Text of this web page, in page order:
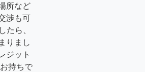
所など
渉も可
たら、
りまし
ジット
持ちで